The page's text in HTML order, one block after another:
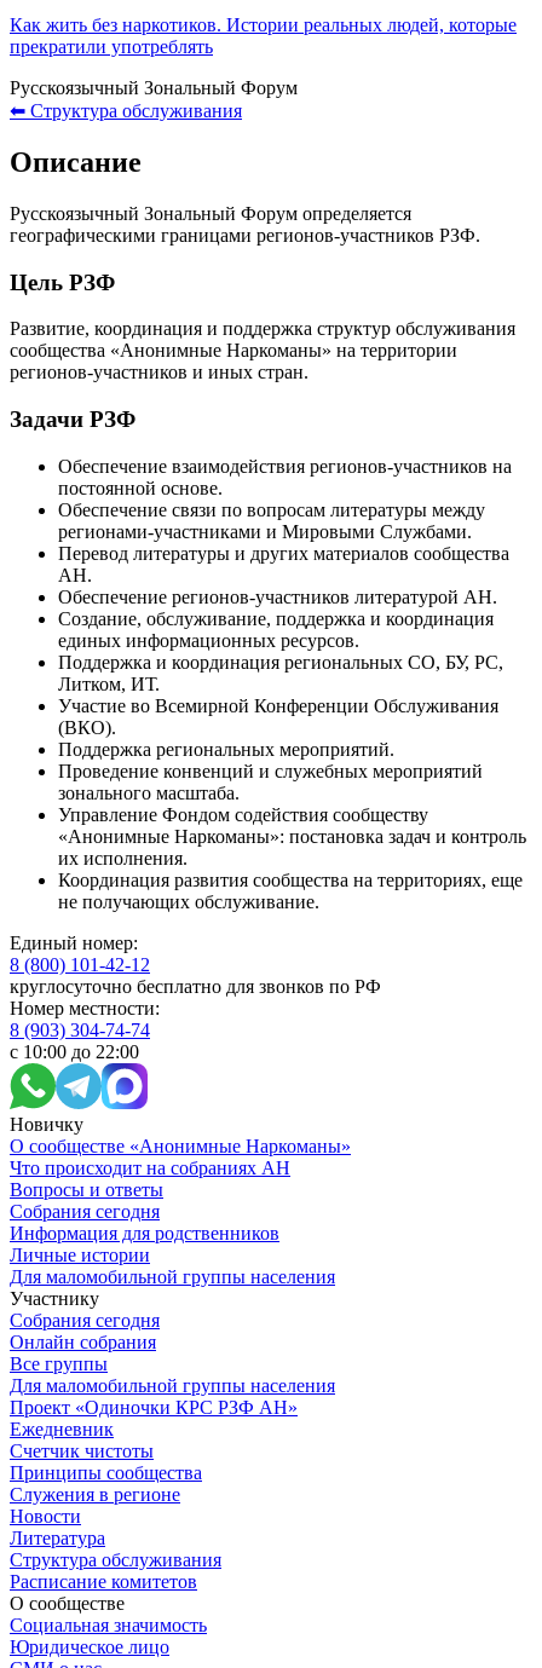
Как жить без наркотиков. Истории реальных людей, которые
прекратили употреблять
Русскоязычный Зональный Форум
⬅ Структура обслуживания
Описание
Русскоязычный Зональный Форум определяется
географическими границами регионов-участников РЗФ.
Цель РЗФ
Развитие, координация и поддержка структур обслуживания
сообщества «Анонимные Наркоманы» на территории
регионов-участников и иных стран.
Задачи РЗФ
Обеспечение взаимодействия регионов-участников на
постоянной основе.
Обеспечение связи по вопросам литературы между
регионами-участниками и Мировыми Службами.
Перевод литературы и других материалов сообщества
АН.
Обеспечение регионов-участников литературой АН.
Создание, обслуживание, поддержка и координация
единых информационных ресурсов.
Поддержка и координация региональных СО, БУ, РС,
Литком, ИТ.
Участие во Всемирной Конференции Обслуживания
(ВКО).
Поддержка региональных мероприятий.
Проведение конвенций и служебных мероприятий
зонального масштаба.
Управление Фондом содействия сообществу
«Анонимные Наркоманы»: постановка задач и контроль
их исполнения.
Координация развития сообщества на территориях, еще
не получающих обслуживание.
Единый номер:
8 (800) 101-42-12
круглосуточно бесплатно для звонков по РФ
Номер местности:
8 (903) 304-74-74
с 10:00 до 22:00
Новичку
О сообществе «Анонимные Наркоманы»
Что происходит на собраниях АН
Вопросы и ответы
Собрания сегодня
Информация для родственников
Личные истории
Для маломобильной группы населения
Участнику
Собрания сегодня
Онлайн собрания
Все группы
Для маломобильной группы населения
Проект «Одиночки КРС РЗФ АН»
Ежедневник
Счетчик чистоты
Принципы сообщества
Служения в регионе
Новости
Литература
Структура обслуживания
Расписание комитетов
О сообществе
Социальная значимость
Юридическое лицо